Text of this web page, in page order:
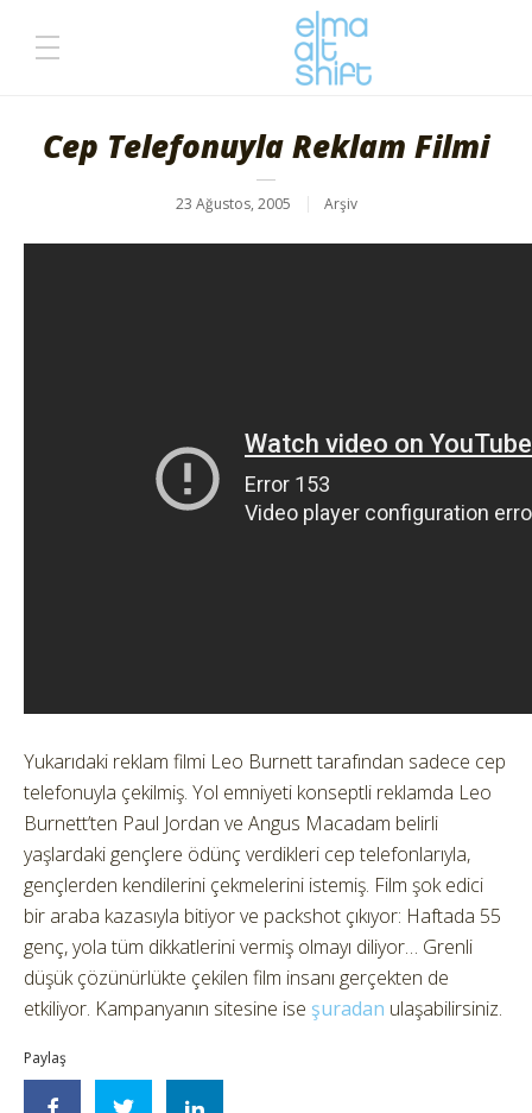
Cep Telefonuyla Reklam Filmi
23 Ağustos, 2005 Arşiv
Yukarıdaki reklam filmi Leo Burnett tarafından sadece cep
telefonuyla çekilmiş. Yol emniyeti konseptli reklamda Leo
Burnett’ten Paul Jordan ve Angus Macadam belirli
yaşlardaki gençlere ödünç verdikleri cep telefonlarıyla,
gençlerden kendilerini çekmelerini istemiş. Film şok edici
bir araba kazasıyla bitiyor ve packshot çıkıyor: Haftada 55
genç, yola tüm dikkatlerini vermiş olmayı diliyor… Grenli
düşük çözünürlükte çekilen film insanı gerçekten de
etkiliyor. Kampanyanın sitesine ise şuradan ulaşabilirsiniz.
Paylaş